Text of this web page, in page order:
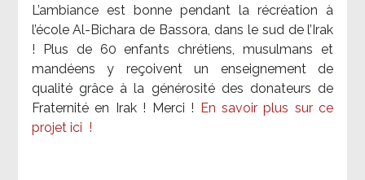
L’ambiance est bonne pendant la récréation à
l’école Al-Bichara de Bassora, dans le sud de l’Irak
! Plus de 60 enfants chrétiens, musulmans et
mandéens y reçoivent un enseignement de
qualité grâce à la générosité des donateurs de
Fraternité en Irak ! Merci !
En savoir plus sur ce
projet ici !